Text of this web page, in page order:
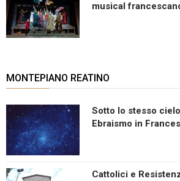
musical
MONTEPIANO REATINO
Sotto lo stesso
Ebraismo in
Cattolici e